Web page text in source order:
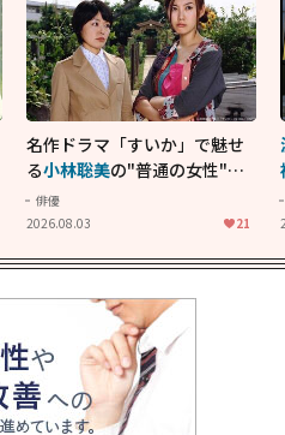
名作ドラマ「すいか」で魅せ
る小林聡美の"普通の女性"が
大人に刺さる...映画「かもめ
食堂」にも通じる静かな芝居
俳優
2026.08.03
21